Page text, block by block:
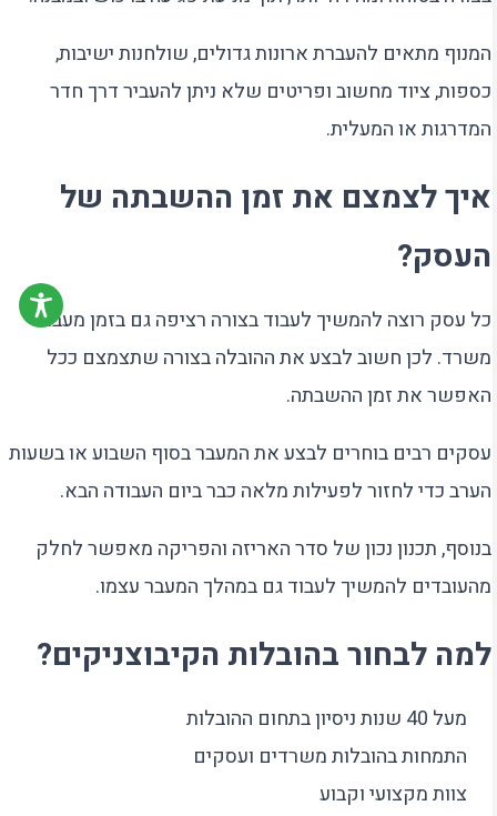
המנוף מתאים להעברת ארונות גדולים, שולחנות ישיבות,
כספות, ציוד מחשוב ופריטים שלא ניתן להעביר דרך חדר
המדרגות או המעלית.
איך לצמצם את זמן ההשבתה של
העסק?
כל עסק רוצה להמשיך לעבוד בצורה רציפה גם בזמן מעבר
משרד. לכן חשוב לבצע את ההובלה בצורה שתצמצם ככל
האפשר את זמן ההשבתה.
עסקים רבים בוחרים לבצע את המעבר בסוף השבוע או בשעות
הערב כדי לחזור לפעילות מלאה כבר ביום העבודה הבא.
בנוסף, תכנון נכון של סדר האריזה והפריקה מאפשר לחלק
מהעובדים להמשיך לעבוד גם במהלך המעבר עצמו.
למה לבחור בהובלות הקיבוצניקים?
מעל 40 שנות ניסיון בתחום ההובלות
התמחות בהובלות משרדים ועסקים
צוות מקצועי וקבוע